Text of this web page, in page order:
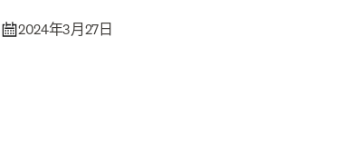
2024年3月27日